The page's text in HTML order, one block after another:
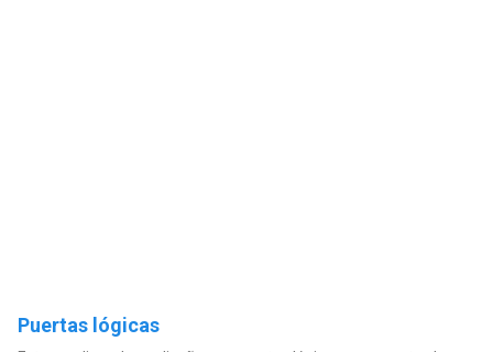
Puertas lógicas